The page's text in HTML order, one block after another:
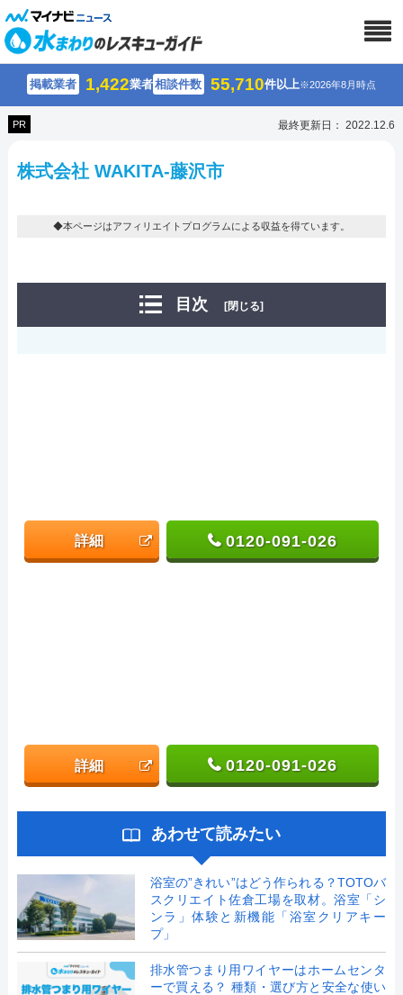
掲載業者 1,422業者相談件数 55,710件以上※2026年8月時点
PR 最終更新日： 2022.12.6
株式会社 WAKITA-藤沢市
◆本ページはアフィリエイトプログラムによる収益を得ています。
目次 [閉じる]
詳細 0120-091-026
詳細 0120-091-026
あわせて読みたい
浴室の”きれい”はどう作られる？TOTOバ
スクリエイト佐倉工場を取材。浴室「シ
ンラ」体験と新機能「浴室クリアキー
プ」
排水管つまり用ワイヤーはホームセンタ
ーで買える？ 種類・選び方と安全な使い